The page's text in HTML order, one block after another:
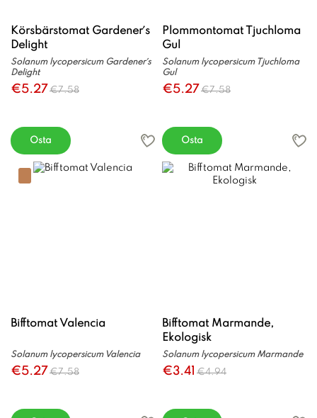
Körsbärstomat Gardener´s
Delight
Solanum lycopersicum Gardener´s
Delight
€5.27 €7.58
Osta
Plommontomat Tjuchloma
Gul
Solanum lycopersicum Tjuchloma
Gul
€5.27 €7.58
Osta
Bifftomat Valencia
Solanum lycopersicum Valencia
€5.27 €7.58
Bifftomat Marmande,
Ekologisk
Solanum lycopersicum Marmande
€3.41 €4.94